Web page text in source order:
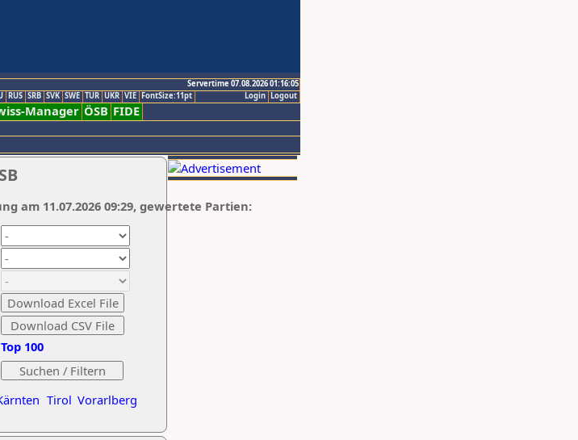
Servertime 07.08.2026 01:16:05
Logout
Login
RUS SRB SVK SWE TUR UKR VIE FontSize:11pt
Manager ÖSB FIDE
Tirol Vorarlberg
Top 100
am 11.07.2026 09:29, gewertete Partien: